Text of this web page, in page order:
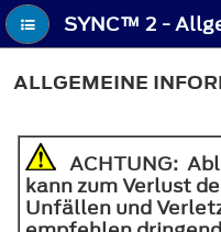
ALLGEMEINE
ACHTUNG:
kann zum Verlust
Unfällen und